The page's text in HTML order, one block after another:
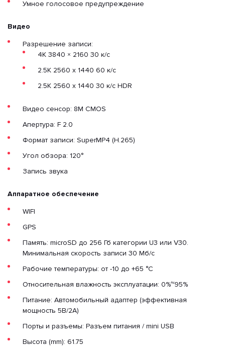
Умное голосовое предупреждение
Видео
Разрешение записи:
4K 3840 × 2160 30 к/с
2.5K 2560 x 1440 60 к/с
2.5K 2560 x 1440 30 к/с HDR
Видео сенсор: 8M CMOS
Апертура: F 2.0
Формат записи: SuperMP4 (H.265)
Угол обзора: 120°
Запись звука
Аппаратное обеспечение
WIFI
GPS
Память: microSD до 256 Гб категории U3 или V30.
Минимальная скорость записи 30 Мб/с
Рабочие температуры: от -10 до +65 °C
Относительная влажность эксплуатации: 0%~95%
Питание: Автомобильный адаптер (эффективная
мощность 5В/2А)
Порты и разъемы: Разъем питания / mini USB
Высота (mm): 61.75